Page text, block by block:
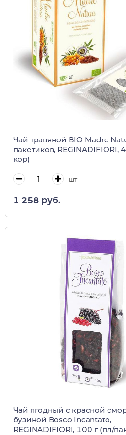
Чай травяной BIO Madre
пакетиков, REGINADIFIORI,
кор)
шт
1 258 руб.
Чай ягодный с красной
бузиной Bosco Incantato,
REGINADIFIORI, 100 г (пл/